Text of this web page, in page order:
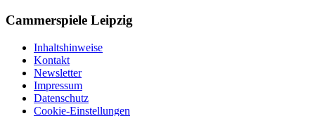
Cammerspiele Leipzig
Inhaltshinweise
Kontakt
Newsletter
Impressum
Datenschutz
Cookie-Einstellungen